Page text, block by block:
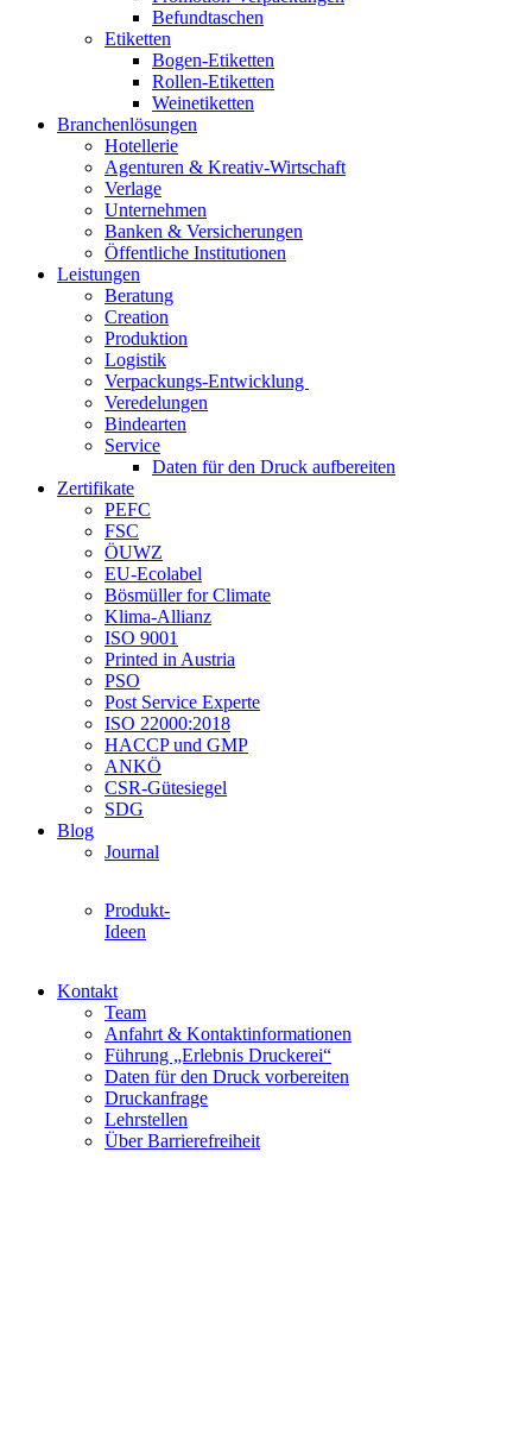
Befundtaschen
Etiketten
Bogen-Etiketten
Rollen-Etiketten
Weinetiketten
Branchenlösungen
Hotellerie
Agenturen & Kreativ-Wirtschaft
Verlage
Unternehmen
Banken & Versicherungen
Öffentliche Institutionen
Leistungen
Beratung
Creation
Produktion
Logistik
Verpackungs-Entwicklung
Veredelungen
Bindearten
Service
Daten für den Druck aufbereiten
Zertifikate
PEFC
FSC
ÖUWZ
EU-Ecolabel
Bösmüller for Climate
Klima-Allianz
ISO 9001
Printed in Austria
PSO
Post Service Experte
ISO 22000:2018
HACCP und GMP
ANKÖ
CSR-Gütesiegel
SDG
Blog
Journal
Produkt-
Ideen
Kontakt
Team
Anfahrt & Kontaktinformationen
Führung „Erlebnis Druckerei“
Daten für den Druck vorbereiten
Druckanfrage
Lehrstellen
Über Barrierefreiheit